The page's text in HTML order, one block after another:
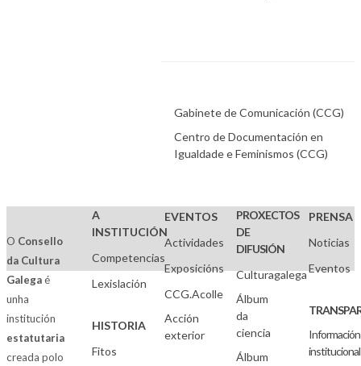
Gabinete de Comunicación (CCG)
Centro de Documentación en
Igualdade e Feminismos (CCG)
O Consello
da Cultura
Galegaé
unha
institución
estatutaria
creada polo
A
INSTITUCIÓN
Competencias
Lexislación
HISTORIA
Fitos
EVENTOS
Actividades
Exposicións
CCG.Acolle
Acción
exterior
PROXECTOS
DE
DIFUSIÓN
Culturagalega
Álbum
da
ciencia
Álbum
PRENSA
Noticias
Eventos
Información
institucional